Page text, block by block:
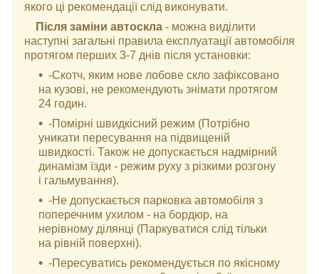
якого ці рекомендації слід виконувати.
Після заміни автоскла - можна виділити
наступні загальні правила експлуатації автомобіля
протягом перших 3-7 днів після установки:
-Скотч, яким нове лобове скло зафіксовано
на кузові, не рекомендують знімати протягом
24 годин.
-Помірні швидкісний режим (Потрібно
уникати пересування на підвищеній
швидкості. Також не допускається надмірний
динамізм їзди - режим руху з різкими розгону
і гальмування).
-Не допускається парковка автомобіля з
поперечним ухилом - на бордюр, на
нерівному ділянці (Паркуватися слід тільки
на рівній поверхні).
-Пересуватись рекомендується по якісному